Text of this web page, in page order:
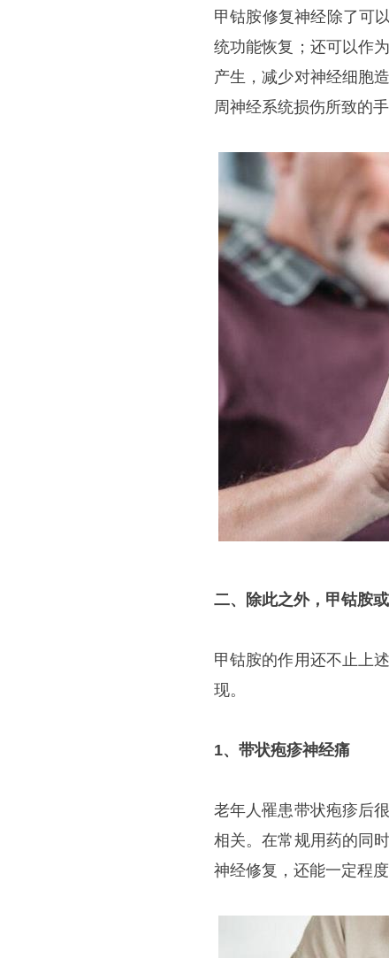
甲钴胺修复神经除了可
统功能恢复；还可以作
产生，减少对神经细胞
周神经系统损伤所致的
二、除此之外，甲钴胺
甲钴胺的作用还不止上
现。
1、带状疱疹神经痛
老年人罹患带状疱疹后
相关。在常规用药的同
神经修复，还能一定程